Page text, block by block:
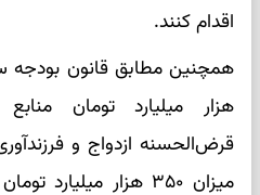
اقدام کنند.
هزار میلیارد تومان
قرض‌الحسنه ازدواج و